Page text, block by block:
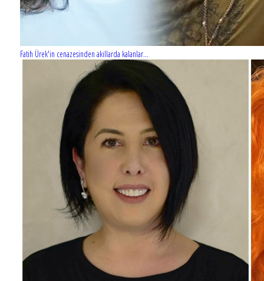
Fatih Ürek'in cenazesinden akıllarda kalanlar...